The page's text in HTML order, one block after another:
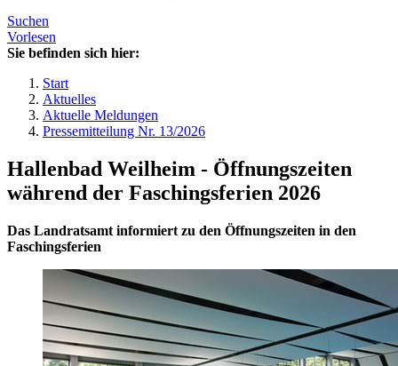
Suchen
Vorlesen
Sie befinden sich hier:
Start
Aktuelles
Aktuelle Meldungen
Pressemitteilung Nr. 13/2026
Hallenbad Weilheim - Öffnungszeiten
während der Faschingsferien 2026
Das Landratsamt informiert zu den Öffnungszeiten in den
Faschingsferien